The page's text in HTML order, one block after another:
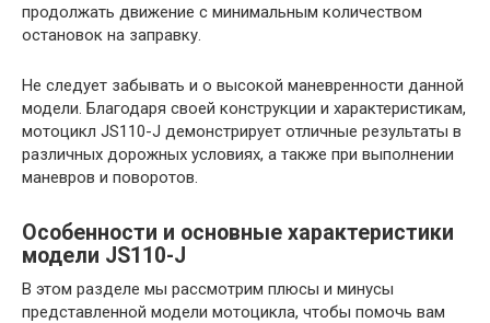
продолжать движение с минимальным количеством
остановок на заправку.
Не следует забывать и о высокой маневренности данной
модели. Благодаря своей конструкции и характеристикам,
мотоцикл JS110-J демонстрирует отличные результаты в
различных дорожных условиях, а также при выполнении
маневров и поворотов.
Особенности и основные характеристики
модели JS110-J
В этом разделе мы рассмотрим плюсы и минусы
представленной модели мотоцикла, чтобы помочь вам